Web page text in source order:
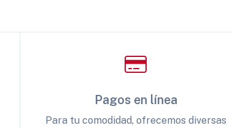
Pagos en línea
Para tu comodidad, ofrecemos diversas